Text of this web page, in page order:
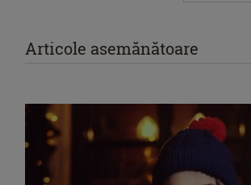
Articole asemănătoare